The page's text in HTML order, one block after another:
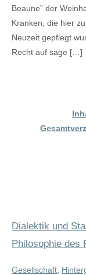
Beaune” der
Kranken, die hier
Neuzeit gepflegt
Recht auf sage […]
Dialektik und
Philosophie des
Gesellschaft